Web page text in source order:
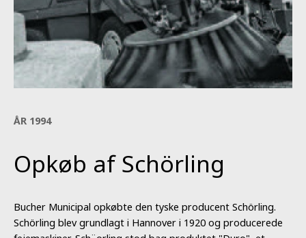
ÅR 1994
Opkøb af Schörling
Bucher Municipal opkøbte den tyske producent Schörling.
Schörling blev grundlagt i Hannover i 1920 og producerede